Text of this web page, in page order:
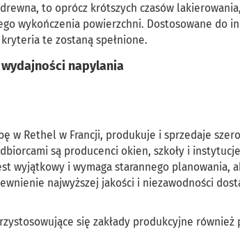
to oprócz krótszych czasów
wykończenia powierzchni. Dostosowane do
te zostaną spełnione.
napylania
w Rethel w Francji, produkuje i sprzedaje
są producenci okien, szkoły i
wyjątkowy i wymaga starannego planowania,
najwyższej jakości i niezawodności
się zakłady produkcyjne również